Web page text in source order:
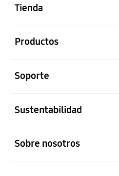
Tienda
Productos
Soporte
Sustentabilidad
Sobre nosotros